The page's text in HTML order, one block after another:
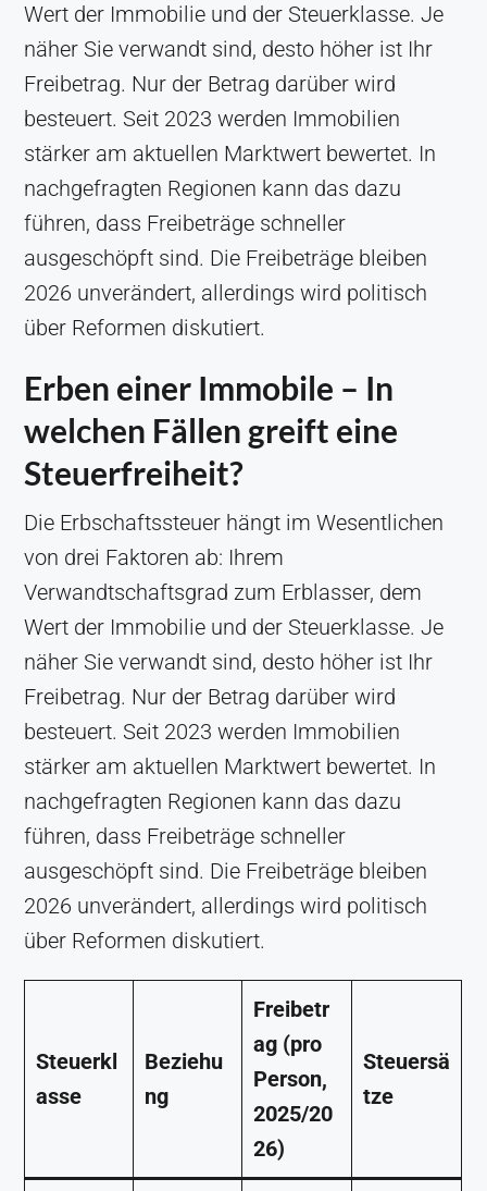
Wert der Immobilie und der Steuerklasse. Je
näher Sie verwandt sind, desto höher ist Ihr
Freibetrag. Nur der Betrag darüber wird
besteuert. Seit 2023 werden Immobilien
stärker am aktuellen Marktwert bewertet. In
nachgefragten Regionen kann das dazu
führen, dass Freibeträge schneller
ausgeschöpft sind. Die Freibeträge bleiben
2026 unverändert, allerdings wird politisch
über Reformen diskutiert.
Erben einer Immobile – In
welchen Fällen greift eine
Steuerfreiheit?
Die Erbschaftssteuer hängt im Wesentlichen
von drei Faktoren ab: Ihrem
Verwandtschaftsgrad zum Erblasser, dem
Wert der Immobilie und der Steuerklasse. Je
näher Sie verwandt sind, desto höher ist Ihr
Freibetrag. Nur der Betrag darüber wird
besteuert. Seit 2023 werden Immobilien
stärker am aktuellen Marktwert bewertet. In
nachgefragten Regionen kann das dazu
führen, dass Freibeträge schneller
ausgeschöpft sind. Die Freibeträge bleiben
2026 unverändert, allerdings wird politisch
über Reformen diskutiert.
Steuerkl
asse
Beziehu
ng
Freibetr
ag (pro
Person,
2025/20
26)
Steuersä
tze